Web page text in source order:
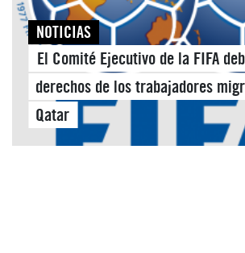
NOTICIAS
El Comité Ejecutivo de la FIFA
derechos de los trabajadores
Qatar